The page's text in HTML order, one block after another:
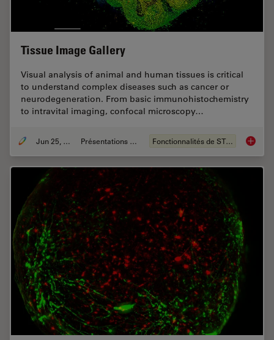
Tissue Image Gallery
Visual analysis of animal and human tissues is critical
to understand complex diseases such as cancer or
neurodegeneration. From basic immunohistochemistry
to intravital imaging, confocal microscopy…
Jun 25, 2021 Présentations du CSF Fonctionnalités de STELLARIS Tissue